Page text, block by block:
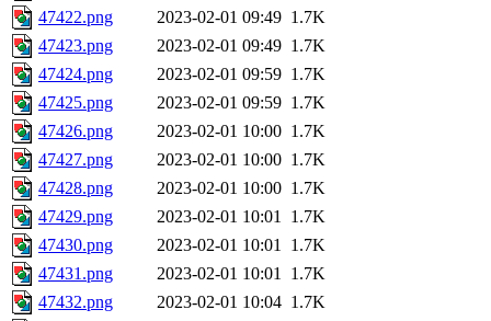
47422.png
2023-02-01 09:49 1.7K
47423.png
2023-02-01 09:49 1.7K
47424.png
2023-02-01 09:59 1.7K
47425.png
2023-02-01 09:59 1.7K
47426.png
2023-02-01 10:00 1.7K
47427.png
2023-02-01 10:00 1.7K
47428.png
2023-02-01 10:00 1.7K
47429.png
2023-02-01 10:01 1.7K
47430.png
2023-02-01 10:01 1.7K
47431.png
2023-02-01 10:01 1.7K
47432.png
2023-02-01 10:04 1.7K